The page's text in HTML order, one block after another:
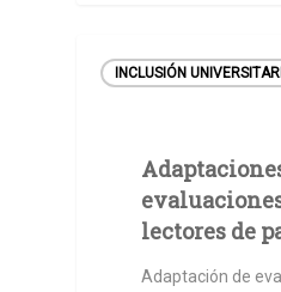
INCLUSIÓN
lectores de
Adaptación de